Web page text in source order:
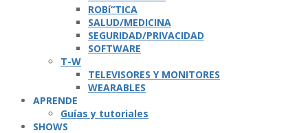
ROBí“TICA
SALUD/MEDICINA
SEGURIDAD/PRIVACIDAD
SOFTWARE
T-W
TELEVISORES Y MONITORES
WEARABLES
APRENDE
Guí­as y tutoriales
SHOWS